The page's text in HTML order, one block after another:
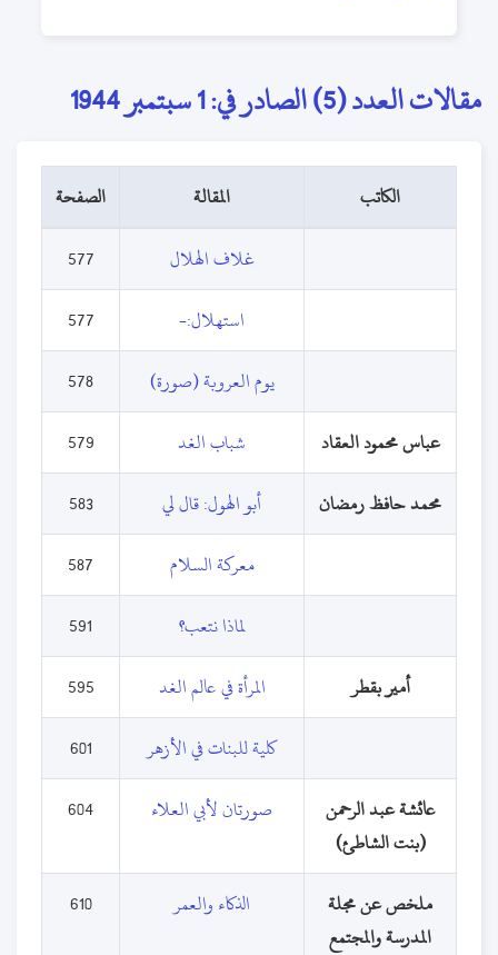
مقالات العدد (5) الصادر في: 1 سبتمبر 1944
الكاتب المقالة
الصفحة
غلاف الهلال
577
استهلال:-
577
يوم العروبة (صورة)
578
عباس محمود العقاد
شباب الغد
579
محمد حافظ رمضان
أبو الهول: قال لي
583
معركة السلام
587
لماذا نتعب؟
591
أمير بقطر
المرأة في عالم الغد
595
كلية للبنات في الأزهر
601
عائشة عبد الرحمن
(بنت الشاطئ)
صورتان لأبي العلاء 604
ملخص عن مجلة
المدرسة والمجتمع
الذكاء والعمر 610